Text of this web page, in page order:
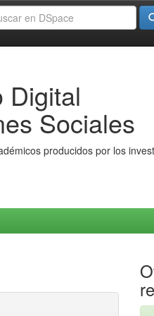
Digital
Sociales
producidos por los